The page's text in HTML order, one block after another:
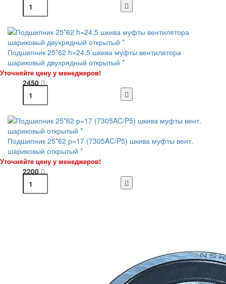
Подшипник 25*62 h=24,5 шкива муфты вентилятора
шариковый двухрядный открытый *
Уточняйте цену у менеджеров!
2450
Подшипник 25*62 р=17 (7305AC/P5) шкива муфты вент.
шариковый открытый *
Уточняйте цену у менеджеров!
2200